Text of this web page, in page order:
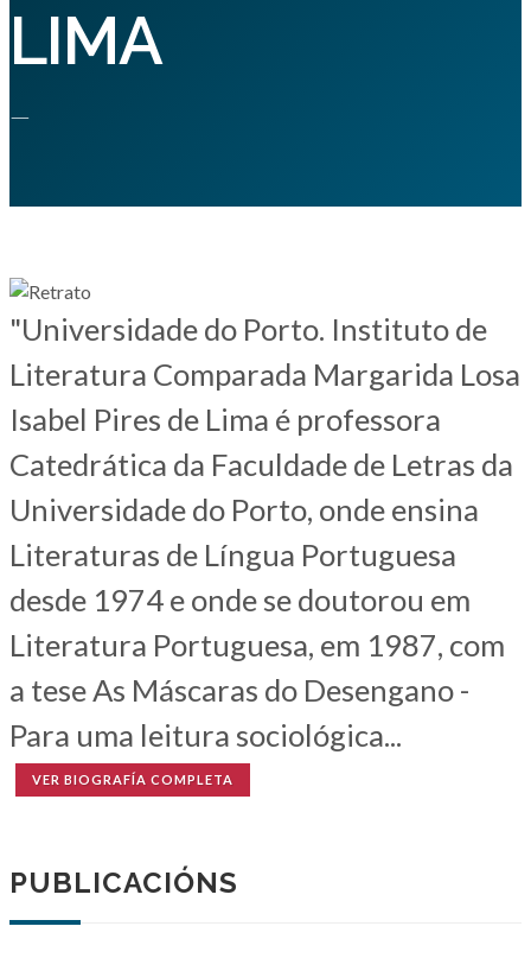
LIMA
—
"Universidade do Porto. Instituto de
Literatura Comparada Margarida Losa
Isabel Pires de Lima é professora
Catedrática da Faculdade de Letras da
Universidade do Porto, onde ensina
Literaturas de Língua Portuguesa
desde 1974 e onde se doutorou em
Literatura Portuguesa, em 1987, com
a tese As Máscaras do Desengano -
Para uma leitura sociológica...
VER BIOGRAFÍA COMPLETA
PUBLICACIÓNS